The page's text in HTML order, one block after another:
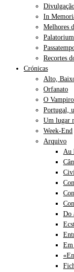
In
Melhores
Recortes
Crónicas
Alto,
Orfanato
O
Portugal,
Um lugar
Week-End
Arquivo
Au
Do
Em